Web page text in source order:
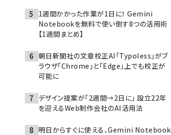
1週間かかった作業が1日に！ Gemini
Notebookを無料で使い倒す8つの活用術
【1週間まとめ】
朝日新聞社の文章校正AI「Typoless」がブ
ラウザ「Chrome」と「Edge」上でも校正が
可能に
デザイン提案が「2週間→2日に」 設立22年
を迎えるWeb制作会社のAI活用法
明日からすぐに使える、Gemini Notebook